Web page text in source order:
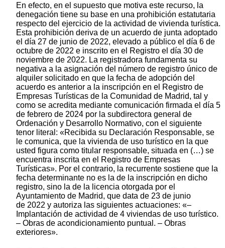
En efecto, en el supuesto que motiva este recurso, la
denegación tiene su base en una prohibición estatutaria
respecto del ejercicio de la actividad de vivienda turística.
Esta prohibición deriva de un acuerdo de junta adoptado
el día 27 de junio de 2022, elevado a público el día 6 de
octubre de 2022 e inscrito en el Registro el día 30 de
noviembre de 2022. La registradora fundamenta su
negativa a la asignación del número de registro único de
alquiler solicitado en que la fecha de adopción del
acuerdo es anterior a la inscripción en el Registro de
Empresas Turísticas de la Comunidad de Madrid, tal y
como se acredita mediante comunicación firmada el día 5
de febrero de 2024 por la subdirectora general de
Ordenación y Desarrollo Normativo, con el siguiente
tenor literal: «Recibida su Declaración Responsable, se
le comunica, que la vivienda de uso turístico en la que
usted figura como titular responsable, situada en (…) se
encuentra inscrita en el Registro de Empresas
Turísticas». Por el contrario, la recurrente sostiene que la
fecha determinante no es la de la inscripción en dicho
registro, sino la de la licencia otorgada por el
Ayuntamiento de Madrid, que data de 23 de junio
de 2022 y autoriza las siguientes actuaciones: «–
Implantación de actividad de 4 viviendas de uso turístico.
– Obras de acondicionamiento puntual. – Obras
exteriores».